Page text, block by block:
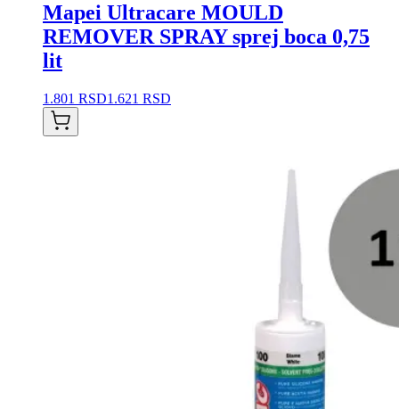
Mapei Ultracare MOULD
REMOVER SPRAY sprej boca 0,75
lit
1.801 RSD1.621 RSD